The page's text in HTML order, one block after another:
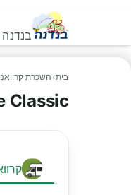
בית› השכרת
Classic